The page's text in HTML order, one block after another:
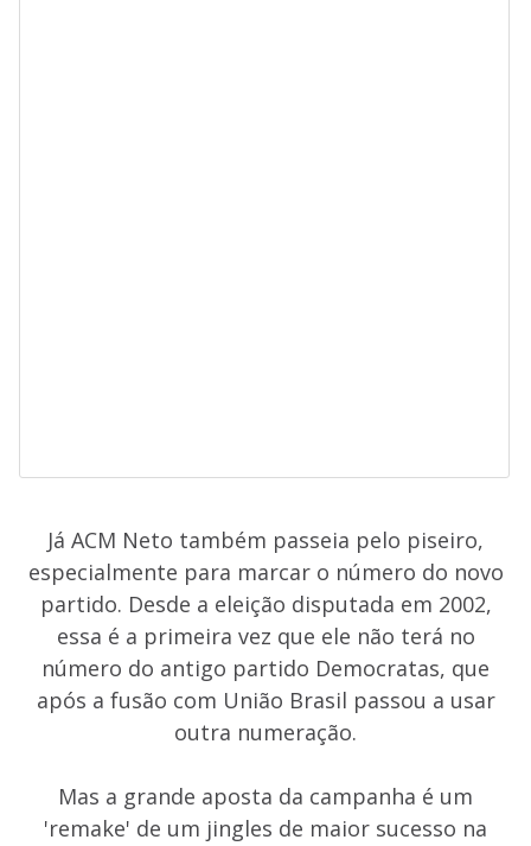
Já ACM Neto também passeia pelo piseiro,
especialmente para marcar o número do novo
partido. Desde a eleição disputada em 2002,
essa é a primeira vez que ele não terá no
número do antigo partido Democratas, que
após a fusão com União Brasil passou a usar
outra numeração.
Mas a grande aposta da campanha é um
'remake' de um jingles de maior sucesso na